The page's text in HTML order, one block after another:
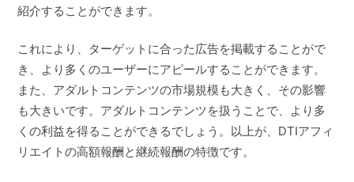
紹介することができます。
これにより、ターゲットに合った広告を掲載することがで
き、より多くのユーザーにアピールすることができます。
また、アダルトコンテンツの市場規模も大きく、その影響
も大きいです。アダルトコンテンツを扱うことで、より多
くの利益を得ることができるでしょう。以上が、DTIアフィ
リエイトの高額報酬と継続報酬の特徴です。